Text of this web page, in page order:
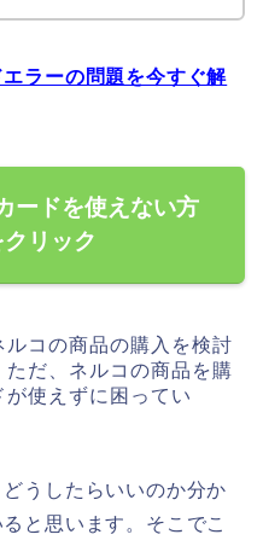
ラーの問題を今すぐ解
ードを使えない方
リック
コの商品の購入を検討
だ、ネルコの商品を購
使えずに困ってい
うしたらいいのか分か
と思います。そこでこ